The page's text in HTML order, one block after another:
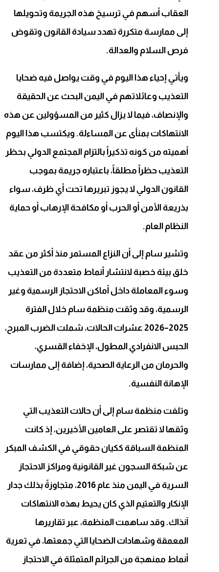
العقاب أسهم في ترسيخ هذه الجريمة وتحويلها
إلى ممارسة متكررة تهدد سيادة القانون وتقوض
فرص السلام والعدالة.
ويأتي إحياء هذا اليوم في وقت يواصل فيه ضحايا
التعذيب وعائلاتهم في اليمن البحث عن الحقيقة
والإنصاف، فيما لا يزال كثير من المسؤولين عن هذه
الانتهاكات بمنأى عن المساءلة. ويكتسب هذا اليوم
أهميته من كونه تذكيراً بالتزام المجتمع الدولي بحظر
التعذيب حظراً مطلقاً، باعتباره جريمة بموجب
القانون الدولي لا يجوز تبريرها تحت أي ظرف، سواء
بذريعة الأمن أو الحرب أو مكافحة الإرهاب أو حماية
النظام العام.
وتشير سام إلى أن النزاع المستمر منذ أكثر من عقد
خلق بيئة خصبة لانتشار أنماط متعددة من التعذيب
وسوء المعاملة داخل أماكن الاحتجاز الرسمية وغير
الرسمية، وقد وثقت منظمة سام خلال الفترة
2025–2026 عشرات الحالات، شملت الضرب المبرح،
الحبس الانفرادي المطول، الإخفاء القسري،
والحرمان من الرعاية الصحية، إضافة إلى ممارسات
الإهانة النفسية.
وتلفت منظمة سام إلى أن حالات التعذيب التي
وثقها لا تقتصر على العامين الأخيرين، إذ كانت
المنظمة السباقة ككيان حقوقي في الكشف المبكر
عن شبكة السجون غير القانونية ومراكز الاحتجاز
السرية في اليمن منذ عام 2016، متجاوزةً بذلك جدار
الإنكار والتعتيم الذي كان يحيط بهذه الانتهاكات
آنذاك. وقد ساهمت المنظمة، عبر تقاريرها
المعمقة وشهادات الضحايا التي جمعتها، في تعرية
أنماط ممنهجة من الجرائم المتمثلة في الاحتجاز